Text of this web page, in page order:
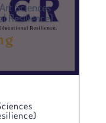
Sciences
Resilience)